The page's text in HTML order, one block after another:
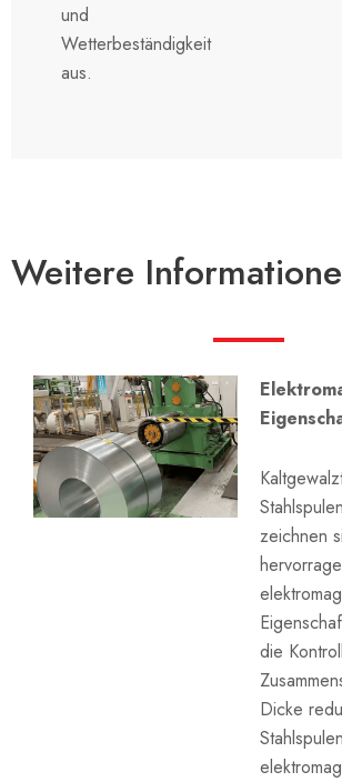
und
Wetterbeständigkeit
aus.
Weitere
zeichnen
die
Dicke